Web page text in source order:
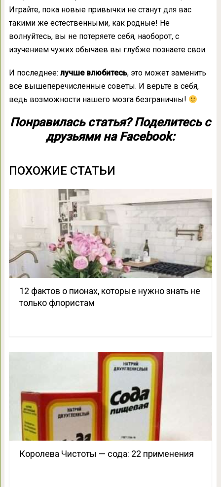
Играйте, пока новые привычки не станут для вас
такими же естественными, как родные! Не
волнуйтесь, вы не потеряете себя, наоборот, с
изучением чужих обычаев вы глубже познаете свои.
И последнее: лучше влюбитесь, это может заменить
все вышеперечисленные советы. И верьте в себя,
ведь возможности нашего мозга безграничны!
Понравилась статья? Поделитесь с
друзьями на Facebook:
ПОХОЖИЕ СТАТЬИ
12 фактов о пионах, которые нужно знать не
только флористам
Королева Чистоты — сода: 22 применения